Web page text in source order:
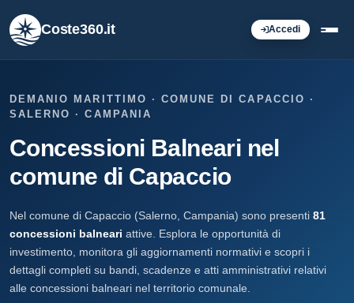
Coste360.it Accedi
DEMANIO MARITTIMO · COMUNE DI CAPACCIO ·
SALERNO · CAMPANIA
Concessioni Balneari nel
comune di Capaccio
Nel comune di Capaccio (Salerno, Campania) sono presenti 81
concessioni balneari attive. Esplora le opportunità di
investimento, monitora gli aggiornamenti normativi e scopri i
dettagli completi su bandi, scadenze e atti amministrativi relativi
alle concessioni balneari nel territorio comunale.